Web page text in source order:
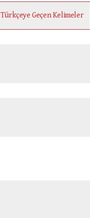
Türkçeye Geçen Kelimeler